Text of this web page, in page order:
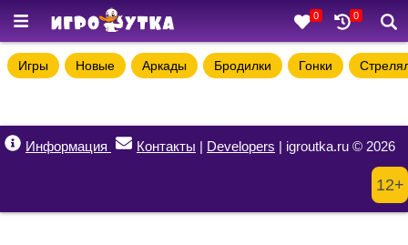
0 0
Игры Новые Аркады Бродилки Гонки
Информация Контакты | Developers | igroutka.ru © 2026
12+